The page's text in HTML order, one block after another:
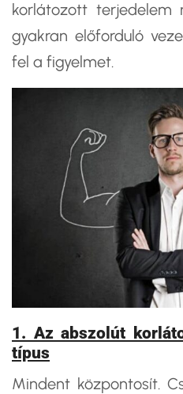
korlátozott
gyakran előforduló
fel a figyelmet.
1. Az abszolút
típus
Mindent központosít.